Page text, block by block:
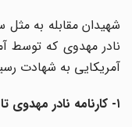
شهیدان مقابله به مثل
نادر مهدوی که توسط
آمریکایی به شهادت